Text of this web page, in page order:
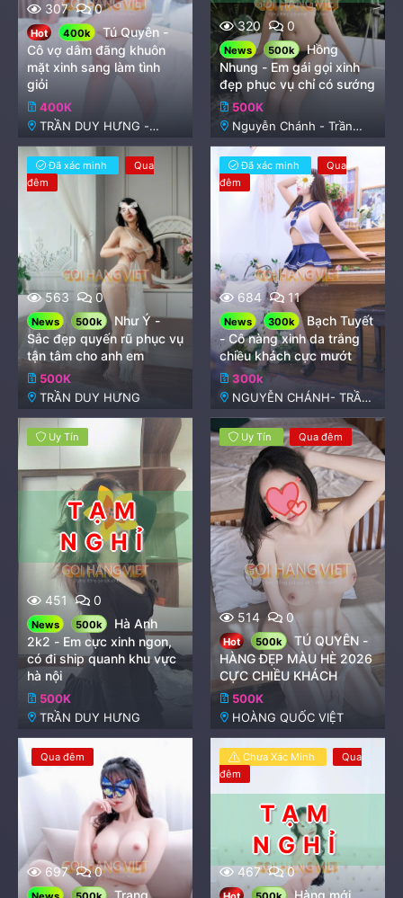
307 0
Hot 400k
Tú Quyên -
Cô vợ dâm đãng khuôn
mặt xinh sang làm tình
giỏi
400K
TRẦN DUY HƯNG -
HOÀNG NGÂN
320 0
News 500k
Hồng
Nhung - Em gái gọi xinh
đẹp phục vụ chỉ có sướng
500K
Nguyễn Chánh - Trần
Duy Hưng
Đã xác minh
Qua
đêm
563 0
News 500k
Như Ý -
Sắc đẹp quyến rũ phục vụ
tận tâm cho anh em
500K
TRẦN DUY HƯNG
Đã xác minh
Qua
đêm
684 11
News 300k
Bạch Tuyết
- Cô nàng xinh da trắng
chiều khách cực mướt
300k
NGUYỄN CHÁNH- TRẦN
DUY HƯNG
Uy Tín
451 0
News 500k
Hà Anh
2k2 - Em cực xinh ngon,
có đi ship quanh khu vực
hà nội
500K
TRẦN DUY HƯNG
Uy Tín Qua đêm
514 0
Hot 500k
TÚ QUYÊN -
HÀNG ĐẸP MÀU HÈ 2026
CỰC CHIỀU KHÁCH
500K
HOÀNG QUỐC VIỆT
Qua đêm
697 0
Chưa Xác Minh
Qua
đêm
467 0